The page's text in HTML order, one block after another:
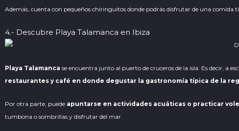
Además, cuenta con pequeños chiringuitos donde podrás disfrutar de una comida
4.- Descubre Playa Talamanca en Ibiza
Playa Talamanca se encuentra junto al puerto de cruceros de la isla. Es decir, a
restaurantes y café en donde degustar la gastronomía típica de la
Por otra parte, puede apuntarse en actividades acuáticas o practicar
tumbona o sombrillas y disfrutar del mar.